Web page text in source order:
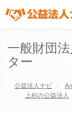
一般財団
ター
公益法人ナビ
上杉の公益法人